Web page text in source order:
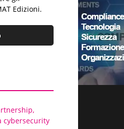
Edizioni.
cybersecurity